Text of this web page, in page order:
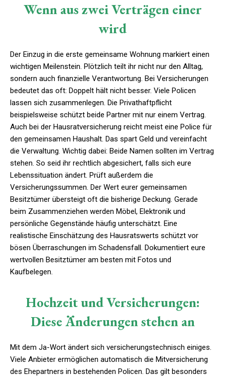
Wenn aus zwei Verträgen einer
wird
Der Einzug in die erste gemeinsame Wohnung markiert einen
wichtigen Meilenstein. Plötzlich teilt ihr nicht nur den Alltag,
sondern auch finanzielle Verantwortung. Bei Versicherungen
bedeutet das oft: Doppelt hält nicht besser. Viele Policen
lassen sich zusammenlegen. Die Privathaftpflicht
beispielsweise schützt beide Partner mit nur einem Vertrag.
Auch bei der Hausratversicherung reicht meist eine Police für
den gemeinsamen Haushalt. Das spart Geld und vereinfacht
die Verwaltung. Wichtig dabei: Beide Namen sollten im Vertrag
stehen. So seid ihr rechtlich abgesichert, falls sich eure
Lebenssituation ändert. Prüft außerdem die
Versicherungssummen. Der Wert eurer gemeinsamen
Besitztümer übersteigt oft die bisherige Deckung. Gerade
beim Zusammenziehen werden Möbel, Elektronik und
persönliche Gegenstände häufig unterschätzt. Eine
realistische Einschätzung des Hausratswerts schützt vor
bösen Überraschungen im Schadensfall. Dokumentiert eure
wertvollen Besitztümer am besten mit Fotos und
Kaufbelegen.
Hochzeit und Versicherungen:
Diese Änderungen stehen an
Mit dem Ja-Wort ändert sich versicherungstechnisch einiges.
Viele Anbieter ermöglichen automatisch die Mitversicherung
des Ehepartners in bestehenden Policen. Das gilt besonders